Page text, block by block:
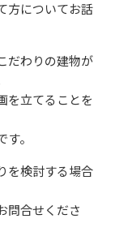
方についてお話
だわりの建物が
を立てることを
。
を検討する場合
問合せくださ